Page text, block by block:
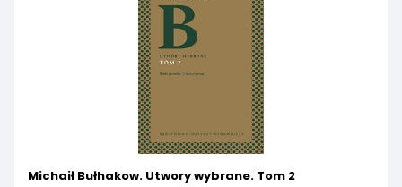
Michaił Bułhakow. Utwory wybrane. Tom 2